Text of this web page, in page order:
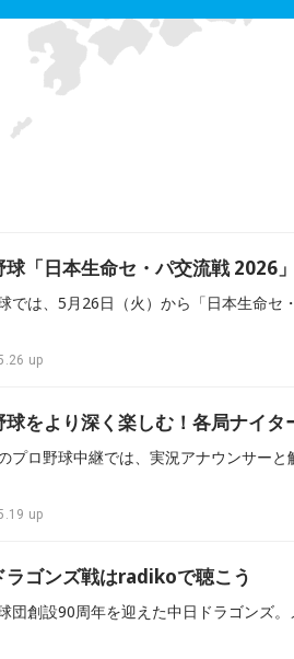
球「日本生命セ・パ交流戦 2026
up
球をより深く楽しむ！各局ナイタ
up
ラゴンズ戦はradikoで聴こう